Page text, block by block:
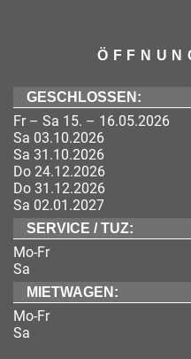
GESCHLOSSEN:
Fr – Sa 15. – 16.05.2026
Sa 03.10.2026
Sa 31.10.2026
Do 24.12.2026
Do 31.12.2026
Sa 02.01.2027
SERVICE / TUZ:
Mo-Fr
Sa
MIETWAGEN:
Mo-Fr
Sa